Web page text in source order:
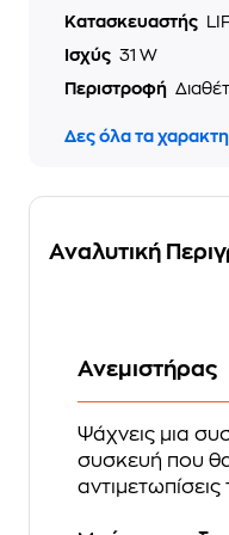
Κατασκευαστής
Ισχύς 31 W
Περιστροφή
Δες όλα τα
Αναλυτική
Ανεμιστήρας
Ψάχνεις μια
συσκευή που θα